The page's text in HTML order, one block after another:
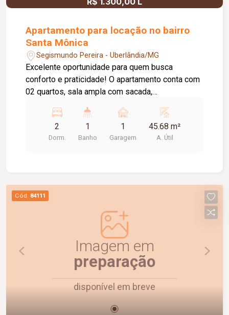
Apartamento para locação no bairro
Santa Mônica
Segismundo Pereira - Uberlândia/MG
Excelente oportunidade para quem busca
conforto e praticidade! O apartamento conta com
02 quartos, sala ampla com sacada,
banheiro social com box e armário, cozinha
funcional com bancada em granito e área de
serviço separada. O imóvel dispõe ainda de 01
próximo lar!
2
Dorm.
1
Banho
1
Garagem
45.68 m²
A. Útil
Cód. 84111
Imagem em
preparação
disponível em breve